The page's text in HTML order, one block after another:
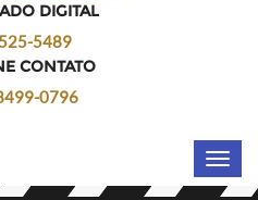
DIGITAL
5489
CONTATO
0796